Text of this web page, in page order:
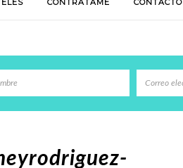
CONTRÁTAME CONTACTO